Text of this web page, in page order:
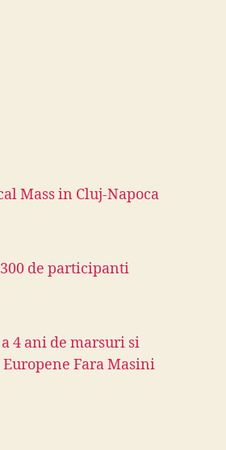
Mass in Cluj-Napoca
de participanti
4 ani de marsuri si
Fara Masini